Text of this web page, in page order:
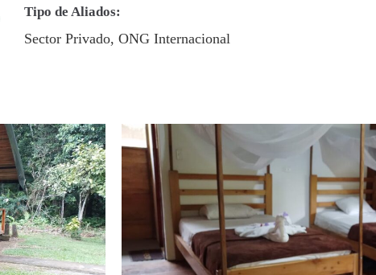
Tipo de Aliados:
Sector Privado, ONG Internacional